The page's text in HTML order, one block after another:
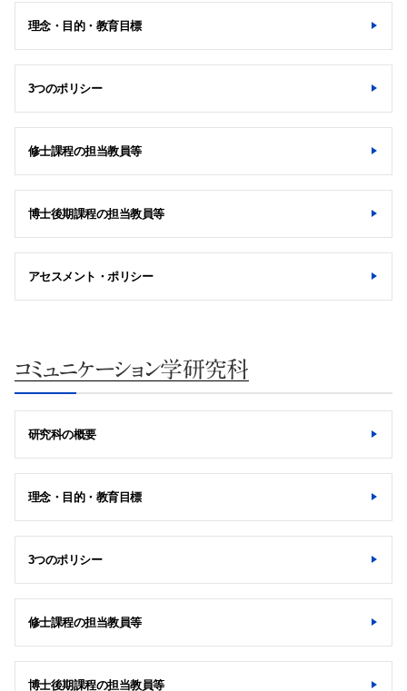
理念・目的・教育目標
3つのポリシー
修士課程の担当教員等
博士後期課程の担当教員等
アセスメント・ポリシー
コミュニケーション学研究科
研究科の概要
理念・目的・教育目標
3つのポリシー
修士課程の担当教員等
博士後期課程の担当教員等